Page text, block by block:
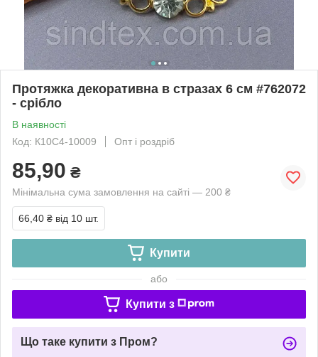
Протяжка декоративна в стразах 6 см #762072
- срібло
В наявності
Код: К10С4-10009
Опт і роздріб
85,90 ₴
Мінімальна сума замовлення на сайті — 200 ₴
66,40 ₴ від 10 шт.
Купити
або
Купити з
Що таке купити з Пром?